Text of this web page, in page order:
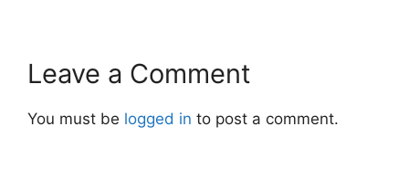
Leave a Comment
You must be logged in to post a comment.